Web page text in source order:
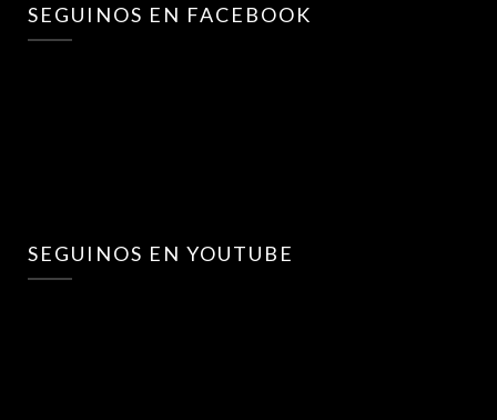
SEGUINOS EN FACEBOOK
SEGUINOS EN YOUTUBE